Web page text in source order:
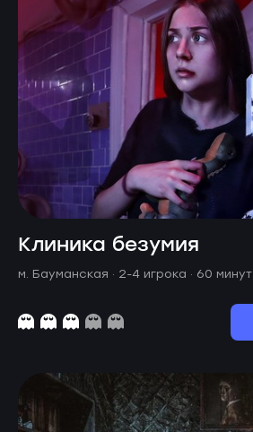
Клиника безумия
м. Бауманская · 2-4 игрока · 60 минут